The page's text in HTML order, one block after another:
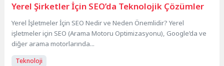
Yerel Şirketler İçin SEO’da Teknolojik Çözümler
Yerel İşletmeler İçin SEO Nedir ve Neden Önemlidir? Yerel
işletmeler için SEO (Arama Motoru Optimizasyonu), Google’da ve
diğer arama motorlarında...
Teknoloji